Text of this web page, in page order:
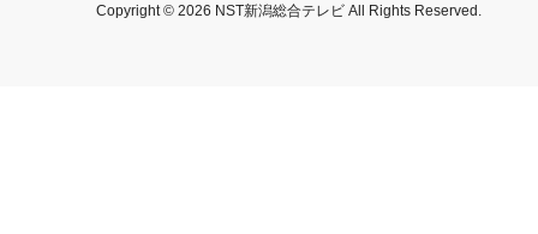
Copyright © 2026 NST新潟総合テレビ All Rights Reserved.